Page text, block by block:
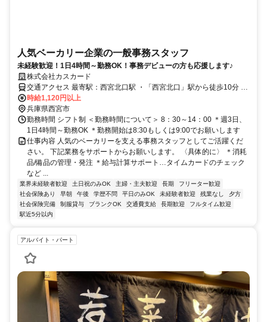
人気ベーカリー企業の一般事務スタッフ
未経験歓迎！1日4時間～勤務OK！事務デビューの方も応援します♪
株式会社カスカード
交通アクセス 最寄駅：西宮北口駅 ・「西宮北口」駅から徒歩10分 ・
「阪神国道」駅から徒歩11分 ◇自転車・バイク通勤もＯＫなので、
ご近所の方も活躍中です！
時給1,120円以上
兵庫県西宮市
勤務時間 シフト制 ＜勤務時間について＞ 8：30～14：00 ＊週3日、
1日4時間～勤務OK ＊勤務開始は8:30もしくは9:00でお願いします
仕事内容 人気のベーカリーを支える事務スタッフとしてご活躍くだ
さい。 下記業務をサポートからお願いします。 〈具体的に〉 ＊消耗
品/備品の管理・発注 ＊給与計算サポート…タイムカードのチェック
など ...
業界未経験者歓迎 土日祝のみOK 主婦・主夫歓迎 長期
フリーター歓迎
社会保険あり
早朝 午後 学歴不問 平日のみOK 未経験者歓迎 残業なし
夕方
社会保険完備
制服貸与 ブランクOK 交通費支給 長期歓迎
フルタイム歓迎
駅近5分以内
アルバイト・パート